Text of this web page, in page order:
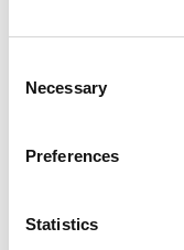
Necessary
Preferences
Statistics
den af
Brøndum A/S
Brøndum A/S
forsinkelsen
de forsinkede